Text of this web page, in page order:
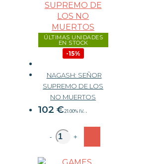
ÚLTIMAS UNIDADES
EN STOCK
-15%
NAGASH: SEÑOR
SUPREMO DE LOS
NO MUERTOS
102 €21.00% IVA
120 €
- +